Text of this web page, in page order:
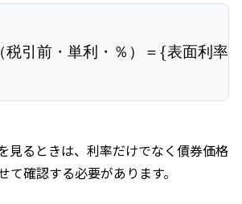
最終利回り（税引前・
税引前・単利・％）＝ {表面利率
見るときは、利率だけでなく債券価格
て確認する必要があります。